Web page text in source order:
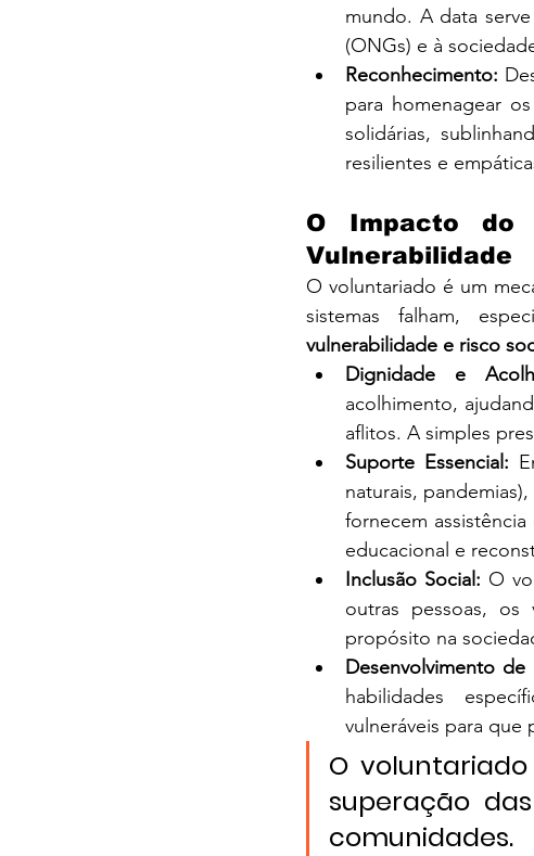
mundo. A data
(ONGs) e à
Reconhecimento:
para homenagear
solidárias,
resilientes e
O Impacto do
Vulnerabilidade
O voluntariado é um
vulnerabilidade e risco
Dignidade e
acolhimento,
aflitos. A simples
Suporte Essencial:
naturais,
fornecem
educacional e
Inclusão Social: O
outras pessoas,
propósito na
Desenvolvimento de
habilidades
vulneráveis para que
O
superação
comunidades.